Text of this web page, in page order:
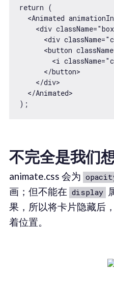
return (
<Animated
<div
<div
<button
<i
      </button>
    </div>
  </Animated>
不完全是我们
animate.css 会为
画；但不能在 display
果，所以将卡片隐藏后
着位置。